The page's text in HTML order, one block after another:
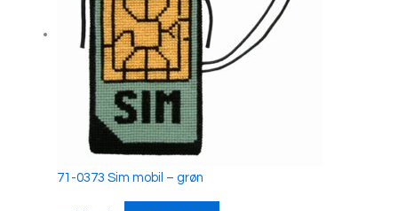
71-0373 Sim mobil – grøn